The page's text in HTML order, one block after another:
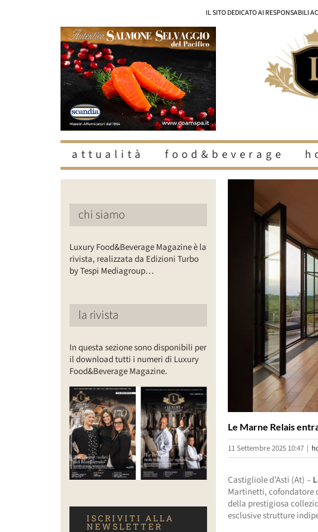
IL SITO DEDICATO AI RESPONSABILI
attualità food&beverage
Le Marne Relais
11 Settembre 2025 10:47 |
Castigliole d’Asti (At) –
Martinetti, cofondatore
della prestigiosa
esclusive strutture
chi siamo
Luxury Food&Beverage Magazine è la
rivista, realizzata da Edizioni Turbo
by Tespi Mediagroup…
la rivista
In questa sezione sono disponibili per
il download tutti i numeri di Luxury
Food&Beverage Magazine.
ISCRIVITI ALLA
NEWSLETTER